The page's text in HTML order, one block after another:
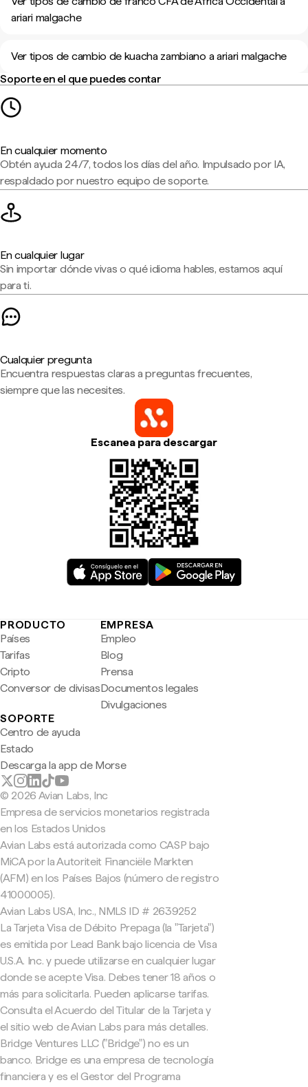
ariari malgache
Ver tipos de cambio de kuacha zambiano a ariari malgache
Soporte en el que puedes contar
En cualquier momento
Obtén ayuda 24/7, todos los días del año. Impulsado por IA,
respaldado por nuestro equipo de soporte.
En cualquier lugar
Sin importar dónde vivas o qué idioma hables, estamos aquí
para ti.
Cualquier pregunta
Encuentra respuestas claras a preguntas frecuentes,
siempre que las necesites.
Escanea para descargar
PRODUCTO
Países
Tarifas
Cripto
Conversor de divisas
EMPRESA
Empleo
Blog
Prensa
Documentos legales
Divulgaciones
SOPORTE
Centro de ayuda
Estado
Descarga la app de Morse
© 2026 Avian Labs, Inc
Empresa de servicios monetarios registrada
en los Estados Unidos
Avian Labs está autorizada como CASP bajo
MiCA por la Autoriteit Financiële Markten
(AFM) en los Países Bajos (número de registro
41000005).
Avian Labs USA, Inc., NMLS ID # 2639252
La Tarjeta Visa de Débito Prepaga (la "Tarjeta")
es emitida por Lead Bank bajo licencia de Visa
U.S.A. Inc. y puede utilizarse en cualquier lugar
donde se acepte Visa. Debes tener 18 años o
más para solicitarla. Pueden aplicarse tarifas.
Consulta el Acuerdo del Titular de la Tarjeta y
el sitio web de Avian Labs para más detalles.
Bridge Ventures LLC ("Bridge") no es un
banco. Bridge es una empresa de tecnología
financiera y es el Gestor del Programa